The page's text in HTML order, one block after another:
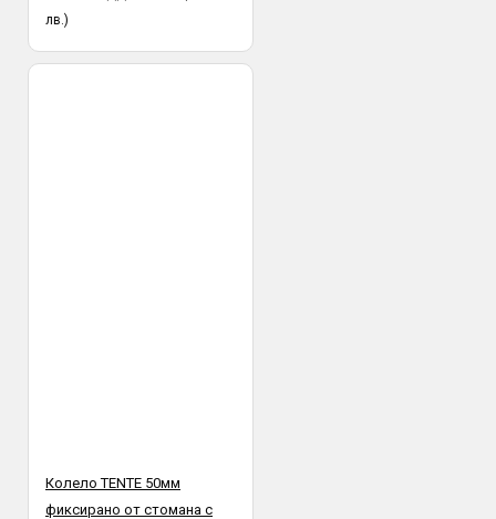
лв.)
Колело TENTE 50мм
фиксирано от стомана с